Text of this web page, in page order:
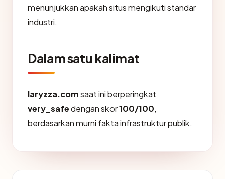
menunjukkan apakah situs mengikuti standar
industri.
Dalam satu kalimat
laryzza.comsaat ini berperingkat
very_safedengan skor100/100,
berdasarkan murni fakta infrastruktur publik.